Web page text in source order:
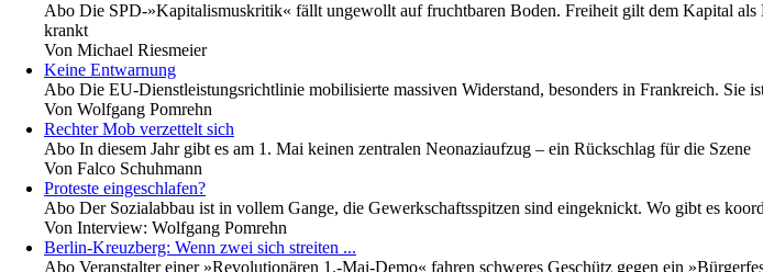
Abo Die SPD-»Kapitalismuskritik« fällt ungewollt auf fruchtbaren Boden. Freiheit gilt dem Kapital
krankt
Von Michael Riesmeier
Keine Entwarnung
Abo Die EU-Dienstleistungsrichtlinie mobilisierte massiven Widerstand, besonders in Frankreich. Sie
Von Wolfgang Pomrehn
Rechter Mob verzettelt sich
Abo In diesem Jahr gibt es am 1. Mai keinen zentralen Neonaziaufzug – ein Rückschlag für die Szene
Von Falco Schuhmann
Proteste eingeschlafen?
Abo Der Sozialabbau ist in vollem Gange, die Gewerkschaftsspitzen sind eingeknickt. Wo gibt es
Von Interview: Wolfgang Pomrehn
Berlin-Kreuzberg: Wenn zwei sich streiten ...
Abo Veranstalter einer »Revolutionären 1.-Mai-Demo« fahren schweres Geschütz gegen ein